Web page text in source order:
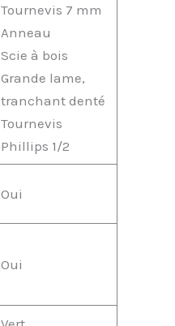
Tournevis 7 mm
Anneau
Scie à bois
Grande lame,
tranchant denté
Tournevis
Phillips 1/2
Oui
Oui